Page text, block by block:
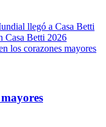
llegó a Casa Betti
Casa Betti 2026
los corazones mayores